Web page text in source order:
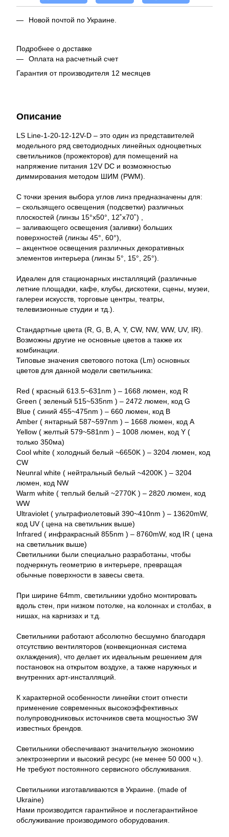
Новой почтой по Украине.
Подробнее о доставке
Оплата на расчетный счет
Гарантия от производителя 12 месяцев
Описание
LS Line-1-20-12-12V-D – это один из представителей
модельного ряд светодиодных линейных одноцветных
светильников (прожекторов) для помещений на
напряжение питания 12V DC и возможностью
диммирования методом ШИМ (PWM).
С точки зрения выбора углов линз предназначены для:
– скользящего освещения (подсветки) различных
плоскостей (линзы 15°x50°, 12˚x70˚) ,
– заливающего освещения (заливки) больших
поверхностей (линзы 45°, 60°),
– акцентное освещения различных декоративных
элементов интерьера (линзы 5°, 15°, 25°).
Идеален для стационарных инсталляций (различные
летние площадки, кафе, клубы, дискотеки, сцены, музеи,
галереи искусств, торговые центры, театры,
телевизионные студии и тд.).
Стандартные цвета (R, G, B, A, Y, CW, NW, WW, UV, IR).
Возможны другие не основные цветов а также их
комбинации.
Типовые значения светового потока (Lm) основных
цветов для данной модели светильника:
Red ( красный 613.5~631nm ) – 1668 люмен, код R
Green ( зеленый 515~535nm ) – 2472 люмен, код G
Blue ( синий 455~475nm ) – 660 люмен, код B
Amber ( янтарный 587~597nm ) – 1668 люмен, код A
Yellow ( желтый 579~581nm ) – 1008 люмен, код Y (
только 350ма)
Cool white ( холодный белый ~6650K ) – 3204 люмен, код
CW
Neunral white ( нейтральный белый ~4200K ) – 3204
люмен, код NW
Warm white ( теплый белый ~2770K ) – 2820 люмен, код
WW
Ultraviolet ( ультрафиолетовый 390~410nm ) – 13620mW,
код UV ( цена на светильник выше)
Infrared ( инфракрасный 855nm ) – 8760mW, код IR ( цена
на светильник выше)
Светильники были специально разработаны, чтобы
подчеркнуть геометрию в интерьере, превращая
обычные поверхности в завесы света.
При ширине 64mm, светильники удобно монтировать
вдоль стен, при низком потолке, на колоннах и столбах, в
нишах, на карнизах и т.д.
Светильники работают абсолютно бесшумно благодаря
отсутствию вентиляторов (конвекционная система
охлаждения), что делает их идеальным решением для
постановок на открытом воздухе, а также наружных и
внутренних арт-инсталляций.
К характерной особенности линейки стоит отнести
применение современных высокоэффективных
полупроводниковых источников света мощностью 3W
известных брендов.
Светильники обеспечивают значительную экономию
электроэнергии и высокий ресурс (не менее 50 000 ч.).
Не требуют постоянного сервисного обслуживания.
Светильники изготавливаются в Украине. (made of
Ukraine)
Нами производится гарантийное и послегарантийное
обслуживание производимого оборудования.